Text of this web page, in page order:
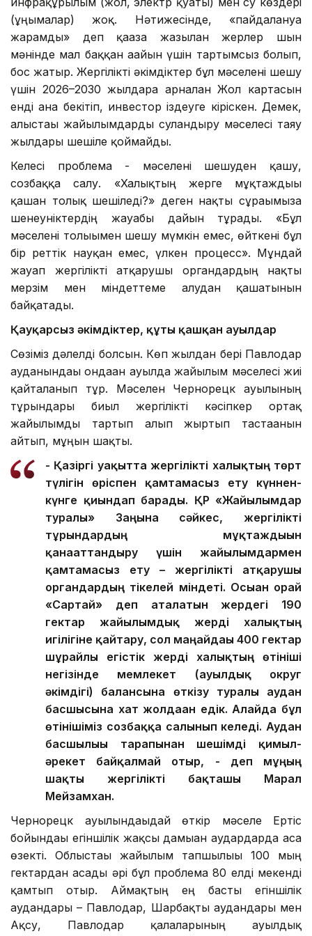
(ұңғымалар) жоқ. Нәтижесінде, «пайдалануға
жарамды» деп қағазға жазылған жерлер шын
мәнінде мал баққан ағайын үшін тартымсыз болып,
бос жатыр. Жергілікті әкімдіктер бұл мәселені шешу
үшін 2026–2030 жылдарға арналған Жол картасын
енді ғана бекітіп, инвестор іздеуге кіріскен. Демек,
алыстағы жайылымдарды суландыру мәселесі таяу
жылдары шешіле қоймайды.
Келесі проблема - мәселені шешуден қашу,
созбаққа салу. «Халықтың жерге мұқтаждығы
қашан толық шешіледі?» деген нақты сұрағымызға
шенеуніктердің жауабы дайын тұрады. «Бұл
мәселені толығымен шешу мүмкін емес, өйткені бұл
бір реттік науқан емес, үлкен процесс». Мұндай
жауап жергілікті атқарушы органдардың нақты
мерзім мен міндеттеме алудан қашатынын
байқатады.
Қауқарсыз әкімдіктер, құты қашқан ауылдар
Сөзіміз дәлелді болсын. Көп жылдан бері Павлодар
ауданындағы ондаған ауылда жайылым мәселесі жиі
қайталанып тұр. Мәселен Чернорецк ауылының
тұрғындары биыл жергілікті кәсіпкер ортақ
жайылымды тартып алып жыртып тастағанын
айтып, мұңын шақты.
- Қазіргі уақытта жергілікті халықтың төрт
түлігін өріспен қамтамасыз ету күннен-
күнге қиындап барады. ҚР «Жайылымдар
туралы» Заңына сәйкес, жергілікті
тұрғындардың мұқтаждығын
қанағаттандыру үшін жайылымдармен
қамтамасыз ету – жергілікті атқарушы
органдардың тікелей міндеті. Осыған орай
«Сартай» деп аталатын жердегі 190
гектар жайылымдық жерді халықтың
игілігіне қайтару, сол маңайдағы 400 гектар
шұрайлы егістік жерді халықтың өтініші
негізінде мемлекет (ауылдық округ
әкімдігі) балансына өткізу туралы аудан
басшысына хат жолдаған едік. Алайда бұл
өтінішіміз созбаққа салынып келеді. Аудан
басшылығы тарапынан шешімді қимыл-
әрекет байқалмай отыр, - деп мұңың
шақты жергілікті бақташы Марал
Мейзамхан.
Чернорецк ауылындағыдай өткір мәселе Ертіс
бойындағы егіншілік жақсы дамыған аудардарда аса
өзекті. Облыстағы жайылым тапшылығы 100 мың
гектардан асады әрі бұл проблема 80 елді мекенді
қамтып отыр. Аймақтың ең басты егіншілік
аудандары – Павлодар, Шарбақты аудандары мен
Ақсу, Павлодар қалаларының ауылдық